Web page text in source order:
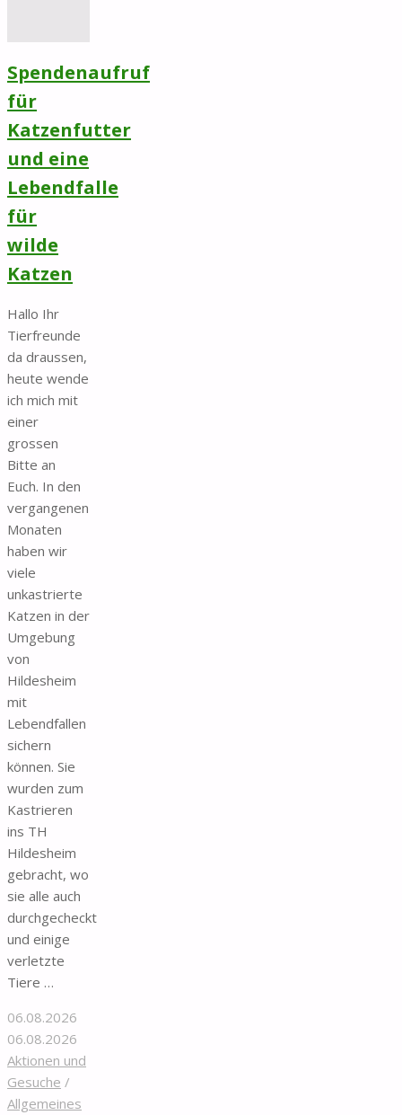
Spendenaufruf
für
Katzenfutter
und eine
Lebendfalle
für
wilde
Katzen
Hallo Ihr
Tierfreunde
da draussen,
heute wende
ich mich mit
einer
grossen
Bitte an
Euch. In den
vergangenen
Monaten
haben wir
viele
unkastrierte
Katzen in der
Umgebung
von
Hildesheim
mit
Lebendfallen
sichern
können. Sie
wurden zum
Kastrieren
ins TH
Hildesheim
gebracht, wo
sie alle auch
durchgecheckt
und einige
verletzte
Tiere …
06.08.2026
06.08.2026
Aktionen und
Gesuche /
Allgemeines